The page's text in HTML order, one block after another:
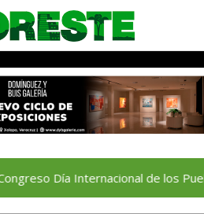
Internacional de los Pueblos